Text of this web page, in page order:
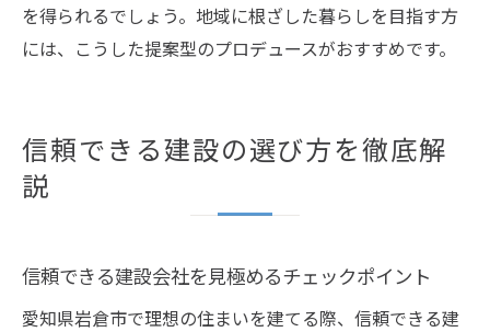
を得られるでしょう。地域に根ざした暮らしを目指す方
には、こうした提案型のプロデュースがおすすめです。
信頼できる建設の選び方を徹底解
説
信頼できる建設会社を見極めるチェックポイント
愛知県岩倉市で理想の住まいを建てる際、信頼できる建